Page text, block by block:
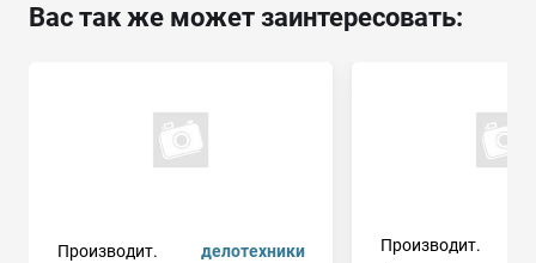
Вас так же может заинтересовать:
Производит.
делотехники
Производит.